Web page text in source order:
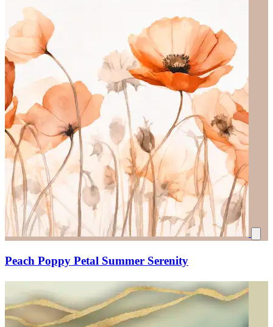
Peach Poppy Petal Summer Serenity